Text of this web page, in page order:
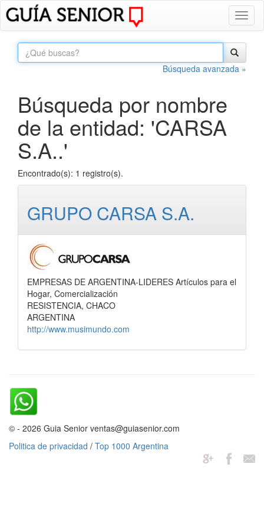
Búsqueda avanzada »
Búsqueda por nombre
de la entidad: 'CARSA
S.A..'
Encontrado(s): 1 registro(s).
GRUPO CARSA S.A.
EMPRESAS DE ARGENTINA-LIDERES Artículos para el
Hogar, Comercialización
RESISTENCIA, CHACO
ARGENTINA
http://www.musimundo.com
© - 2026 Guia Senior ventas@guiasenior.com
Politica de privacidad / Top 1000 Argentina